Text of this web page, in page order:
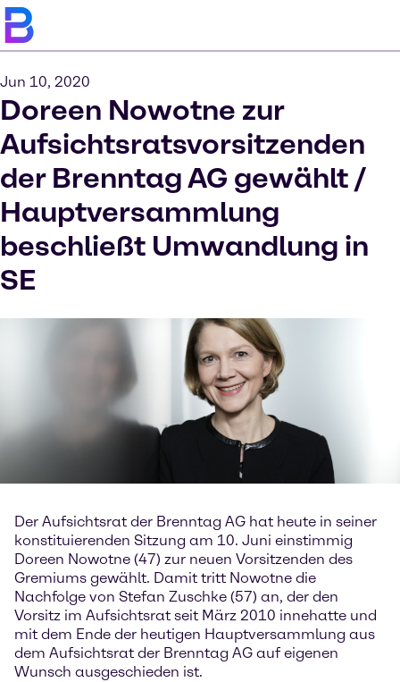
Jun 10, 2020
Doreen Nowotne zur
Aufsichtsratsvorsitzenden
der Brenntag AG gewählt /
Hauptversammlung
beschließt Umwandlung in
SE
Der Aufsichtsrat der Brenntag AG hat heute in seiner
konstituierenden Sitzung am 10. Juni einstimmig
Doreen Nowotne (47) zur neuen Vorsitzenden des
Gremiums gewählt. Damit tritt Nowotne die
Nachfolge von Stefan Zuschke (57) an, der den
Vorsitz im Aufsichtsrat seit März 2010 innehatte und
mit dem Ende der heutigen Hauptversammlung aus
dem Aufsichtsrat der Brenntag AG auf eigenen
Wunsch ausgeschieden ist.